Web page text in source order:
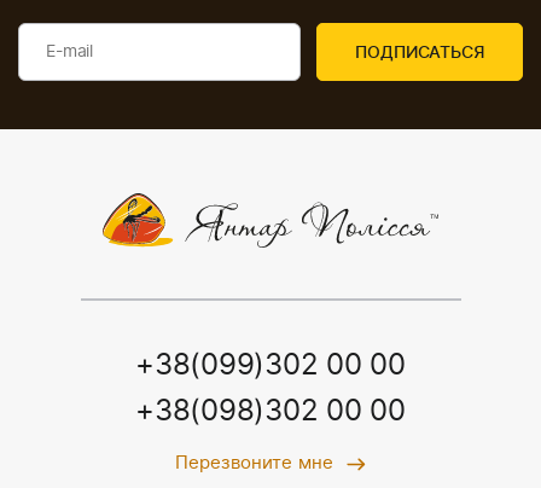
+38(099)302 00 00
+38(098)302 00 00
Перезвоните мне